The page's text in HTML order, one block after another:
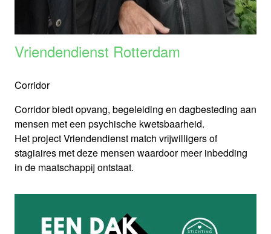
Vriendendienst Rotterdam
Corridor
Corridor biedt opvang, begeleiding en dagbesteding aan
mensen met een psychische kwetsbaarheid.
Het project Vriendendienst match vrijwilligers of
stagiaires met deze mensen waardoor meer inbedding
in de maatschappij ontstaat.